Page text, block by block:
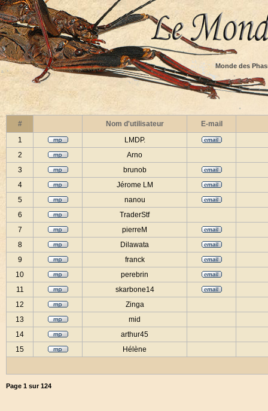
Monde des
# Nom d'utilisateur
E-mail
1
LMDP.
2
Arno
3
brunob
4
Jérome LM
5
nanou
6
TraderStf
7
pierreM
8
Dilawata
9
franck
10
perebrin
11
skarbone14
12
Zinga
13
mid
14
arthur45
15
Hélène
Page 1 sur124